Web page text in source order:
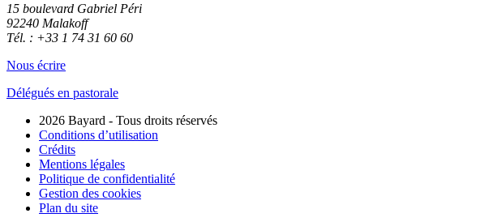
15 boulevard Gabriel Péri
92240 Malakoff
Tél. : +33 1 74 31 60 60
Nous écrire
Délégués en pastorale
2026 Bayard - Tous droits réservés
Conditions d’utilisation
Crédits
Mentions légales
Politique de confidentialité
Gestion des cookies
Plan du site